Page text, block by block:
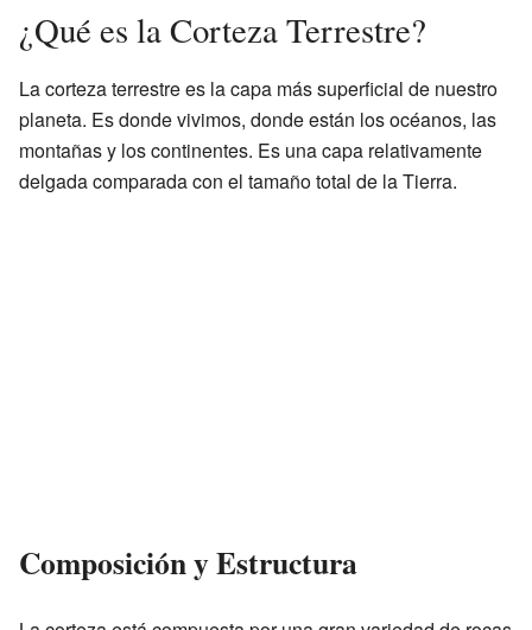
¿Qué es la Corteza Terrestre?
La corteza terrestre es la capa más superficial de nuestro
planeta. Es donde vivimos, donde están los océanos, las
montañas y los continentes. Es una capa relativamente
delgada comparada con el tamaño total de la Tierra.
Composición y Estructura